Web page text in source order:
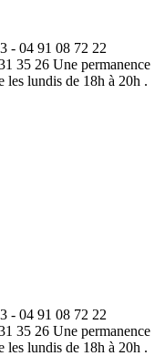
- 04 91 08 72 22
35 26 Une permanence
les lundis de 18h à 20h .
- 04 91 08 72 22
35 26 Une permanence
les lundis de 18h à 20h .